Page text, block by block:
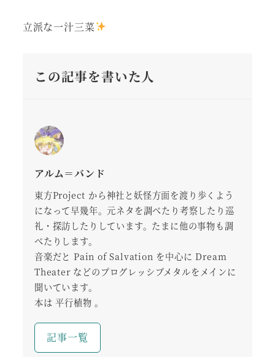
立派な一汁三菜
この記事を書いた人
アルム＝バンド
東方Project から神社と妖怪方面を渡り歩くよう
になって早幾年。元ネタを調べたり考察したり巡
礼・探訪したりしています。たまに他の事物も調
べたりします。
音楽だと Pain of Salvation を中心に Dream
Theater などのプログレッシブメタルをメインに
聞いています。
本は 平行植物 。
記事一覧